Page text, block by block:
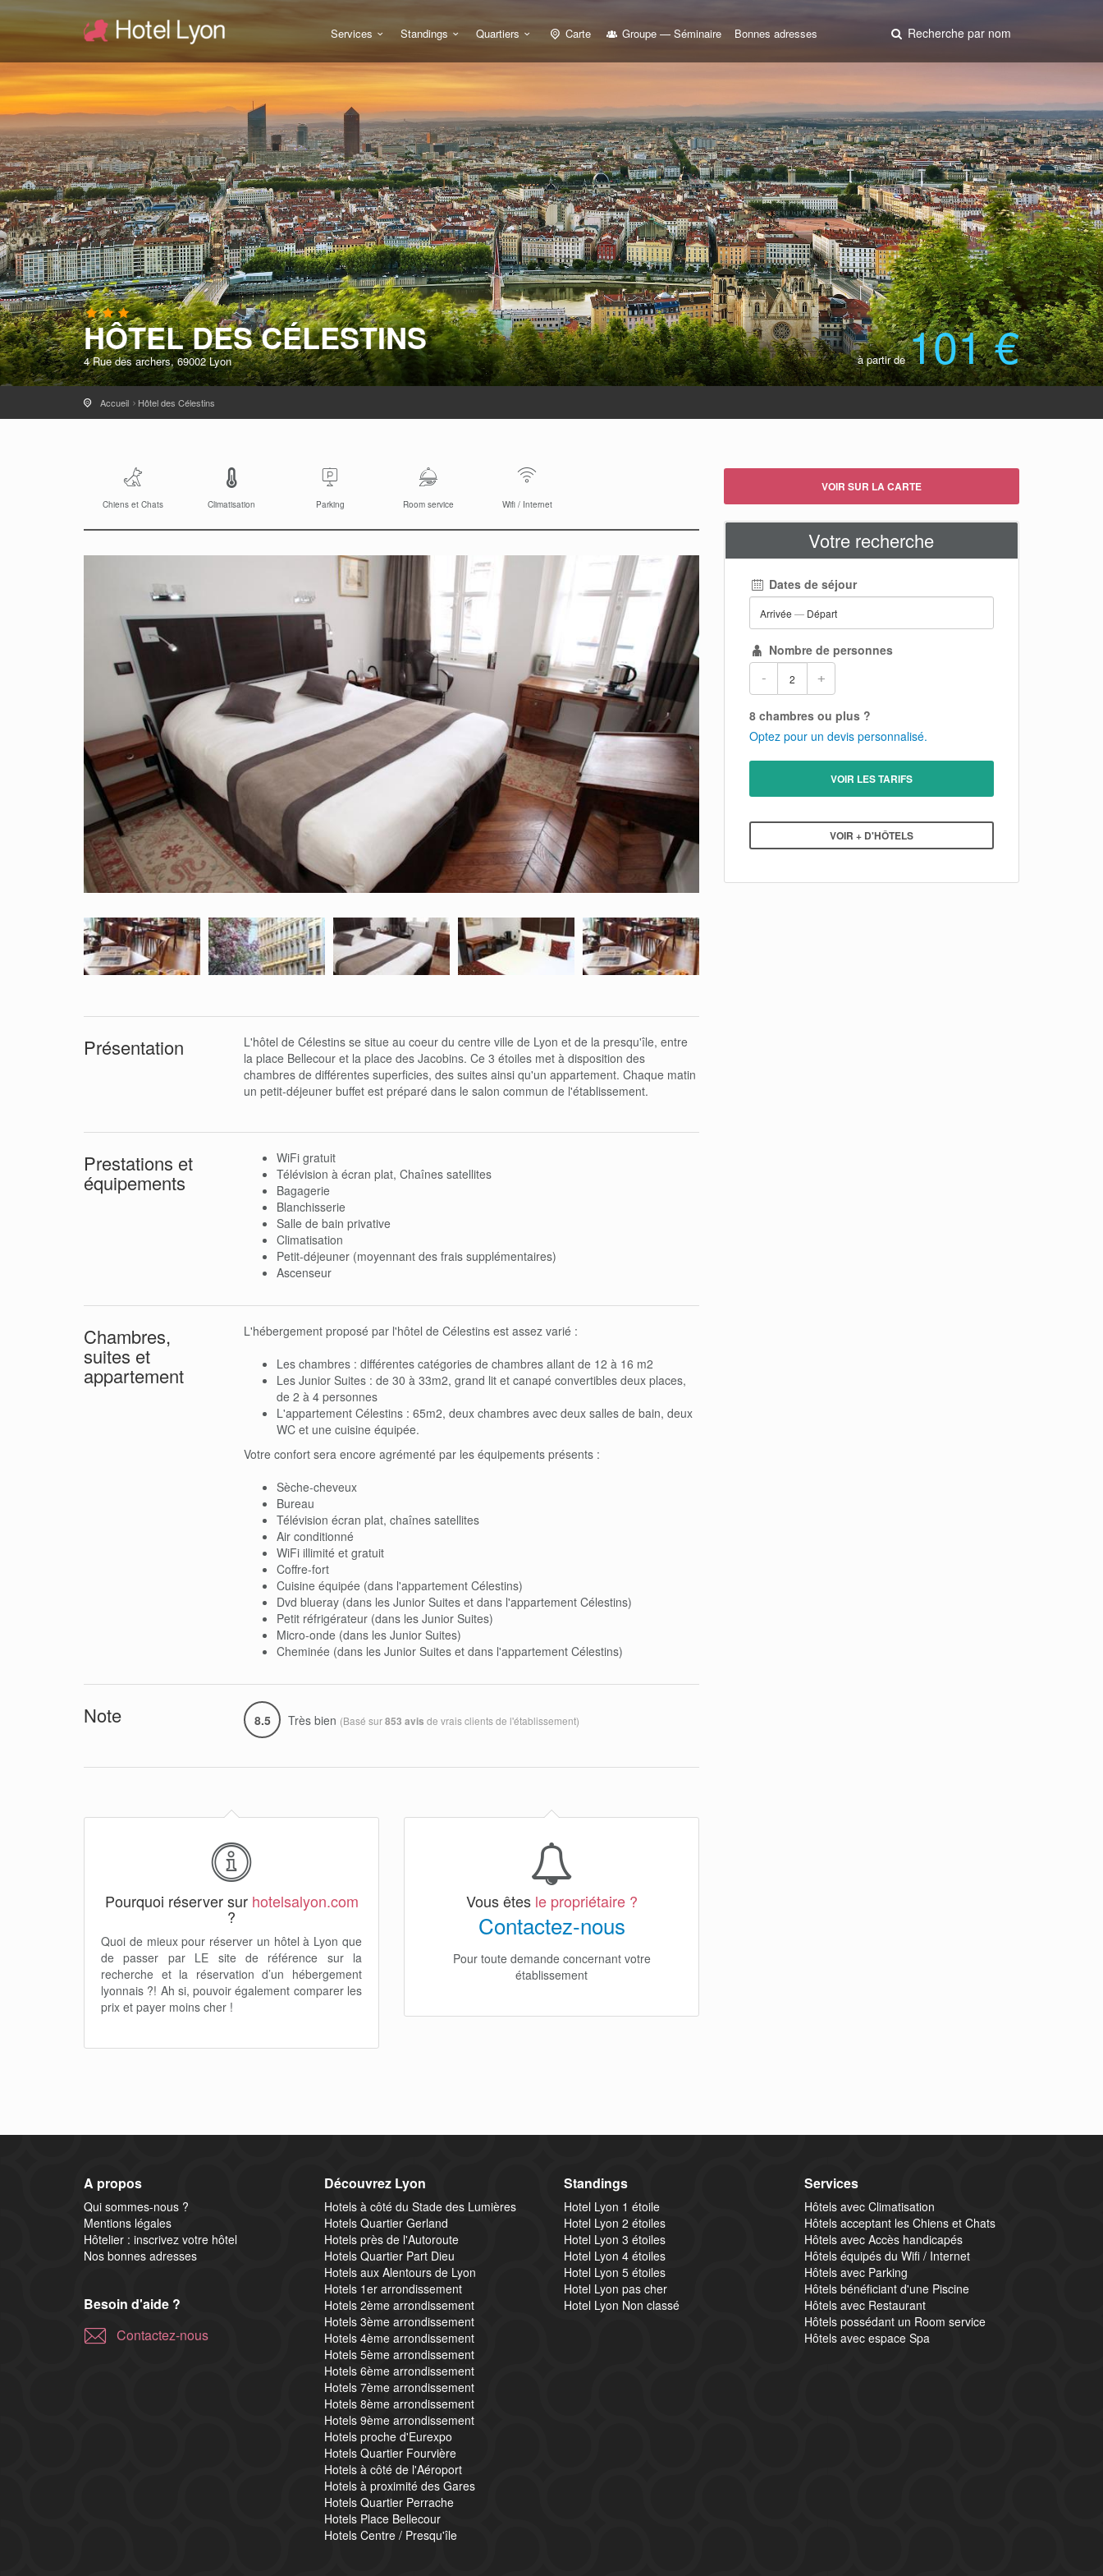
Services Standings Quartiers Carte Groupe — Séminaire Bonnes adresses Recherche par nom
HÔTEL DES CÉLESTINS
4 Rue des archers, 69002 Lyon à partir de101 €
Accueil Hôtel des Célestins
Chiens et Chats Climatisation Parking Room service Wifi / Internet
Présentation
L'hôtel de Célestins se situe au coeur du centre ville de Lyon et de la presqu'île, entre
la place Bellecour et la place des Jacobins. Ce 3 étoiles met à disposition des
chambres de différentes superficies, des suites ainsi qu'un appartement. Chaque matin
un petit-déjeuner buffet est préparé dans le salon commun de l'établissement.
Prestations et
équipements
WiFi gratuit
Télévision à écran plat, Chaînes satellites
Bagagerie
Blanchisserie
Salle de bain privative
Climatisation
Petit-déjeuner (moyennant des frais supplémentaires)
Ascenseur
Chambres,
suites et
appartement
L'hébergement proposé par l'hôtel de Célestins est assez varié :
Les chambres : différentes catégories de chambres allant de 12 à 16 m2
Les Junior Suites : de 30 à 33m2, grand lit et canapé convertibles deux places,
de 2 à 4 personnes
L'appartement Célestins : 65m2, deux chambres avec deux salles de bain, deux
WC et une cuisine équipée.
Votre confort sera encore agrémenté par les équipements présents :
Sèche-cheveux
Bureau
Télévision écran plat, chaînes satellites
Air conditionné
WiFi illimité et gratuit
Coffre-fort
Cuisine équipée (dans l'appartement Célestins)
Dvd blueray (dans les Junior Suites et dans l'appartement Célestins)
Petit réfrigérateur (dans les Junior Suites)
Micro-onde (dans les Junior Suites)
Cheminée (dans les Junior Suites et dans l'appartement Célestins)
Note 8.5 Très bien (Basé sur853 avis de vrais clients de l'établissement)
Pourquoi réserver sur hotelsalyon.com
?
Quoi de mieux pour réserver un hôtel à Lyon que
de passer par LE site de référence sur la
recherche et la réservation d’un hébergement
lyonnais ?! Ah si, pouvoir également comparer les
prix et payer moins cher !
Vous êtes le propriétaire ?
Contactez-nous
Pour toute demande concernant votre
établissement
VOIR SUR LA CARTE
Votre recherche
Dates de séjour
Arrivée — Départ
Nombre de personnes
- +
8 chambres ou plus ?
Optez pour un devis personnalisé.
VOIR LES TARIFS
VOIR + D'HÔTELS
A propos
Qui sommes-nous ?
Mentions légales
Hôtelier : inscrivez votre hôtel
Nos bonnes adresses
Besoin d'aide ?
Contactez-nous
Découvrez Lyon
Hotels à côté du Stade des Lumières
Hotels Quartier Gerland
Hotels près de l'Autoroute
Hotels Quartier Part Dieu
Hotels aux Alentours de Lyon
Hotels 1er arrondissement
Hotels 2ème arrondissement
Hotels 3ème arrondissement
Hotels 4ème arrondissement
Hotels 5ème arrondissement
Hotels 6ème arrondissement
Hotels 7ème arrondissement
Hotels 8ème arrondissement
Hotels 9ème arrondissement
Hotels proche d'Eurexpo
Hotels Quartier Fourvière
Hotels à côté de l'Aéroport
Hotels à proximité des Gares
Hotels Quartier Perrache
Hotels Place Bellecour
Hotels Centre / Presqu'île
Standings
Hotel Lyon 1 étoile
Hotel Lyon 2 étoiles
Hotel Lyon 3 étoiles
Hotel Lyon 4 étoiles
Hotel Lyon 5 étoiles
Hotel Lyon pas cher
Hotel Lyon Non classé
Services
Hôtels avec Climatisation
Hôtels acceptant les Chiens et Chats
Hôtels avec Accès handicapés
Hôtels équipés du Wifi / Internet
Hôtels avec Parking
Hôtels bénéficiant d'une Piscine
Hôtels avec Restaurant
Hôtels possédant un Room service
Hôtels avec espace Spa